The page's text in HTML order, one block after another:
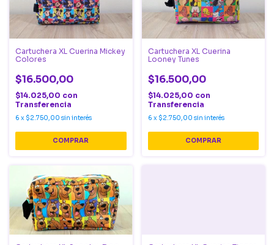
Cartuchera XL Cuerina Mickey
Colores
$16.500,00
$14.025,00 con
Transferencia
6 x $2.750,00 sin interés
Cartuchera XL Cuerina
Looney Tunes
$16.500,00
$14.025,00 con
Transferencia
6 x $2.750,00 sin interés